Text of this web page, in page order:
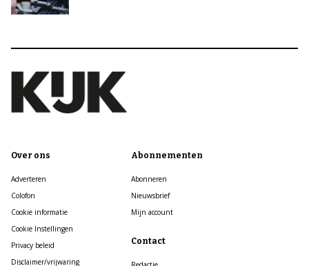
Over ons
Adverteren
Colofon
Cookie informatie
Cookie Instellingen
Privacy beleid
Disclaimer/vrijwaring
Abonnementen
Abonneren
Nieuwsbrief
Mijn account
Contact